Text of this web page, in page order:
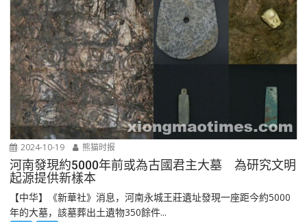
2024-10-19 熊猫时报
河南發現約5000年前或為古國君主大墓 為研究文明
起源提供新樣本
【中华】《新華社》消息，河南永城王莊遺址發現一座距今約5000
年的大墓，該墓葬出土遺物350餘件...